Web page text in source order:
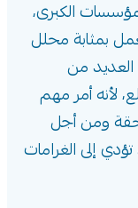
الكبرى،
بمثابة محلل
العديد من
لأنه أمر مهم
ومن أجل
إلى الغرامات